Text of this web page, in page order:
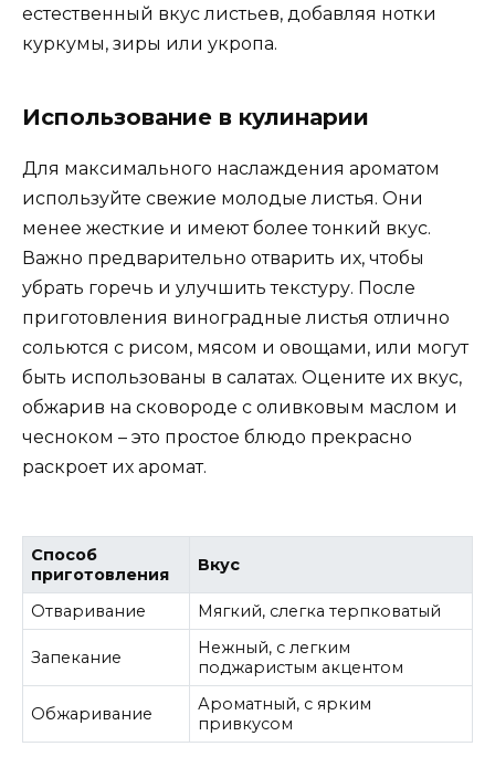
естественный вкус листьев, добавляя нотки
куркумы, зиры или укропа.
Использование в кулинарии
Для максимального наслаждения ароматом
используйте свежие молодые листья. Они
менее жесткие и имеют более тонкий вкус.
Важно предварительно отварить их, чтобы
убрать горечь и улучшить текстуру. После
приготовления виноградные листья отлично
сольются с рисом, мясом и овощами, или могут
быть использованы в салатах. Оцените их вкус,
обжарив на сковороде с оливковым маслом и
чесноком – это простое блюдо прекрасно
раскроет их аромат.
Способ
приготовления
Вкус
Отваривание Мягкий, слегка терпковатый
Запекание
Нежный, с легким
поджаристым акцентом
Обжаривание
Ароматный, с ярким
привкусом